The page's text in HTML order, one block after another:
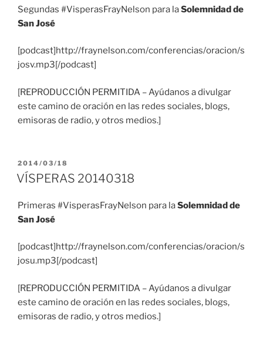
Segundas #VisperasFrayNelson para laSolemnidad de
San José
[podcast]http://fraynelson.com/conferencias/oracion/s
josv.mp3[/podcast]
[REPRODUCCIÓN PERMITIDA – Ayúdanos a divulgar
este camino de oración en las redes sociales, blogs,
emisoras de radio, y otros medios.]
PUBLICADO
EL
2014/03/18
VÍSPERAS 20140318
Primeras #VisperasFrayNelson para laSolemnidad de
San José
[podcast]http://fraynelson.com/conferencias/oracion/s
josu.mp3[/podcast]
[REPRODUCCIÓN PERMITIDA – Ayúdanos a divulgar
este camino de oración en las redes sociales, blogs,
emisoras de radio, y otros medios.]